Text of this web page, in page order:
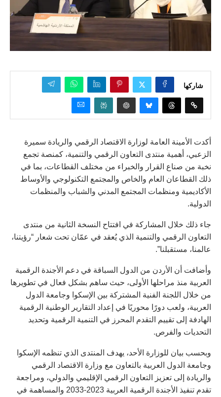
شاركها
أكدت الأمينة العامة لوزارة الاقتصاد الرقمي والريادة سميرة
الزعبي، أهمية منتدى التعاون الرقمي والتنمية، كمنصة تجمع
نخبة من صناع القرار والخبراء من مختلف القطاعات، بما في
ذلك القطاعان العام والخاص والمجتمع التكنولوجي والأوساط
الأكاديمية ومنظمات المجتمع المدني والشباب والمنظمات
الدولية.
جاء ذلك خلال المشاركة في افتتاح النسخة الثانية من منتدى
التعاون الرقمي والتنمية الذي يُعقد في عمّان تحت شعار “رؤيتنا،
عالمنا، مستقبلنا”.
وأضافت أن الأردن من الدول السباقة في دعم الأجندة الرقمية
العربية منذ مراحلها الأولى، حيث ساهم بشكل فعال في تطويرها
من خلال اللجنة الفنية المشتركة بين الإسكوا وجامعة الدول
العربية، ولعب دورًا محوريًا في إعداد التقارير الوطنية الرقمية
الهادفة إلى تقييم التقدم المحرز في التنمية الرقمية وتحديد
التحديات والفرص.
وبحسب بيان للوزارة الأحد، يهدف المنتدى الذي تنظمه الإسكوا
وجامعة الدول العربية بالتعاون مع وزارة الاقتصاد الرقمي
والريادة إلى تعزيز التعاون الرقمي الإقليمي والدولي، ومراجعة
تقدم تنفيذ الأجندة الرقمية العربية 2023-2033 والمساهمة في